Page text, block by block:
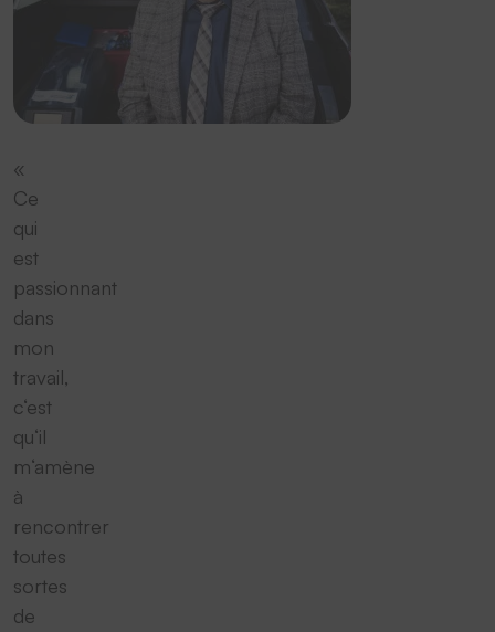
«
Ce
qui
est
passionnant
dans
mon
travail,
c‘est
qu‘il
m‘amène
à
rencontrer
toutes
sortes
de